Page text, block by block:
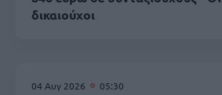
δικαιούχοι
04 Αυγ 2026 05:30